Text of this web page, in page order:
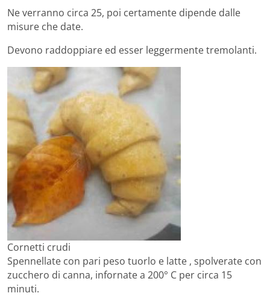
Ne verranno circa 25, poi certamente dipende dalle
misure che date.
Devono raddoppiare ed esser leggermente tremolanti.
Cornetti crudi
Spennellate con pari peso tuorlo e latte , spolverate con
zucchero di canna, infornate a 200° C per circa 15
minuti.